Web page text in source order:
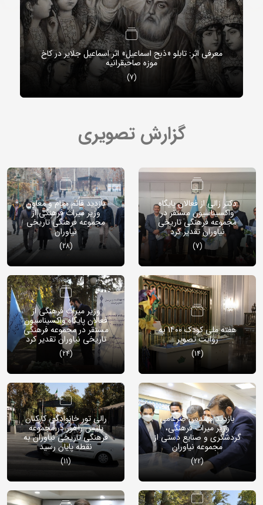
معرفی اثر: تابلو «ذبح اسماعیل» اثر اسماعیل جلایر در کاخ
موزه صاحبقرانیه
(7)
گزارش تصویری
بازدید قائم مقام و معاون
وزیر میراث فرهنگی از
مجموعه فرهنگی تاریخی
نیاوران
(28)
دکتر زالی از فعالان پایگاه
واکسیناسیون مستقر در
مجموعه فرهنگی تاریخی
نیاوران تقدیر کرد
(7)
وزیر میراث فرهنگی از
فعالان پایگاه واکسیناسیون
مستقر در مجموعه فرهنگی
تاریخی نیاوران تقدیر کرد
(24)
هفته ملی کودک 1400 به
روایت تصویر
(14)
رالی تور خانوادگی کارکنان
پلیس راهور در مجموعه
فرهنگی تاریخی نیاوران به
نقطه پایان رسید
(11)
بازدید مهندس ضرغامی
وزیر میراث فرهنگی،
گردشگری و صنایع دستی از
مجموعه نیاوران
(22)